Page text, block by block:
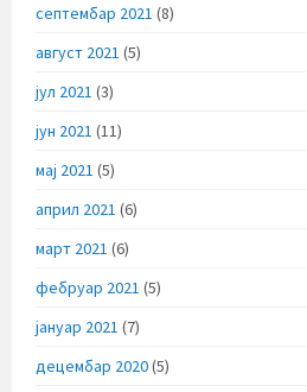
септембар 2021 (8)
август 2021 (5)
јул 2021 (3)
јун 2021 (11)
мај 2021 (5)
април 2021 (6)
март 2021 (6)
фебруар 2021 (5)
јануар 2021 (7)
децембар 2020(5)